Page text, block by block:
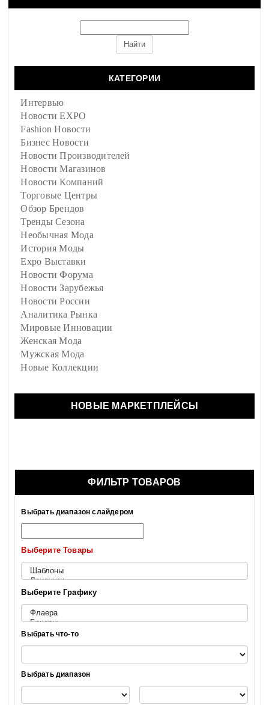
КАТЕГОРИИ
Интервью
Новости EXPO
Fashion Новости
Бизнес Новости
Новости Производителей
Новости Магазинов
Новости Компаний
Торговые Центры
Обзор Брендов
Тренды Сезона
Необычная Мода
История Моды
Expo Выставки
Новости Форума
Новости Зарубежья
Новости России
Аналитика Рынка
Мировые Инновации
Женская Мода
Мужская Мода
Новые Коллекции
НОВЫЕ МАРКЕТПЛЕЙСЫ
ФИЛЬТР ТОВАРОВ
Выбрать диапазон слайдером
Выберите Товары
Выберите Графику
Выбрать что-то
Выбрать диапазон